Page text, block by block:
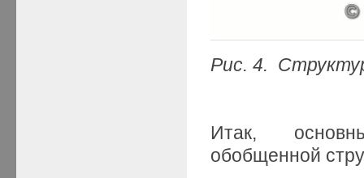
Рис. 4.
Итак,
обобщенной